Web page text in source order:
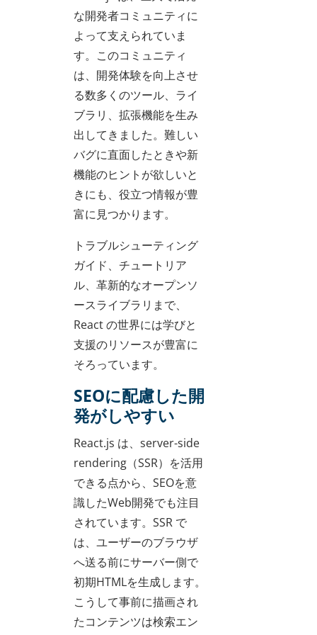
な開発者コミュニティに
よって支えられていま
す。このコミュニティ
は、開発体験を向上させ
る数多くのツール、ライ
ブラリ、拡張機能を生み
出してきました。難しい
バグに直面したときや新
機能のヒントが欲しいと
きにも、役立つ情報が豊
富に見つかります。
トラブルシューティング
ガイド、チュートリア
ル、革新的なオープンソ
ースライブラリまで、
React の世界には学びと
支援のリソースが豊富に
そろっています。
SEOに配慮した開
発がしやすい
React.js は、server-side
rendering（SSR）を活用
できる点から、SEOを意
識したWeb開発でも注目
されています。SSR で
は、ユーザーのブラウザ
へ送る前にサーバー側で
初期HTMLを生成します。
こうして事前に描画され
たコンテンツは検索エン